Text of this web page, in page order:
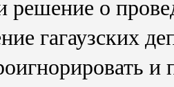
решение о
гагаузских